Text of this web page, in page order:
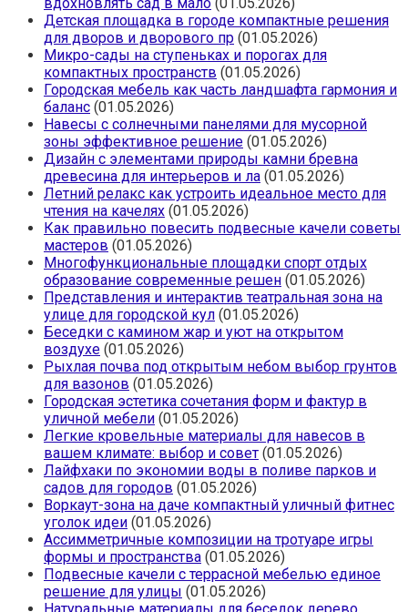
Детская площадка в городе компактные решения
для дворов и дворового пр (01.05.2026)
Микро-сады на ступеньках и порогах для
компактных пространств (01.05.2026)
Городская мебель как часть ландшафта гармония и
баланс (01.05.2026)
Навесы с солнечными панелями для мусорной
зоны эффективное решение (01.05.2026)
Дизайн с элементами природы камни бревна
древесина для интерьеров и ла (01.05.2026)
Летний релакс как устроить идеальное место для
чтения на качелях (01.05.2026)
Как правильно повесить подвесные качели советы
мастеров (01.05.2026)
Многофункциональные площадки спорт отдых
образование современные решен (01.05.2026)
Представления и интерактив театральная зона на
улице для городской кул (01.05.2026)
Беседки с камином жар и уют на открытом
воздухе (01.05.2026)
Рыхлая почва под открытым небом выбор грунтов
для вазонов (01.05.2026)
Городская эстетика сочетания форм и фактур в
уличной мебели (01.05.2026)
Легкие кровельные материалы для навесов в
вашем климате: выбор и совет (01.05.2026)
Лайфхаки по экономии воды в поливе парков и
садов для городов (01.05.2026)
Воркаут-зона на даче компактный уличный фитнес
уголок идеи (01.05.2026)
Ассимметричные композиции на тротуаре игры
формы и пространства (01.05.2026)
Подвесные качели с террасной мебелью единое
решение для улицы (01.05.2026)